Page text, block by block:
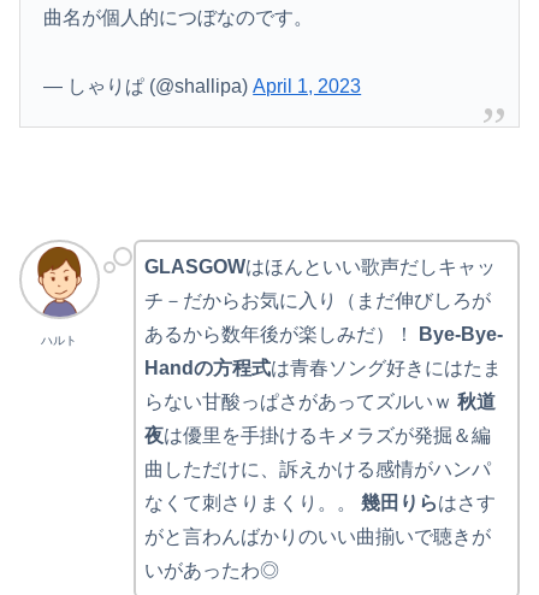
曲名が個人的につぼなのです。
— しゃりぱ (@shallipa)April 1, 2023
ハルト
GLASGOWはほんといい歌声だしキャッ
チ－だからお気に入り（まだ伸びしろが
あるから数年後が楽しみだ）！
Bye-Bye-
Handの方程式は青春ソング好きにはたま
らない甘酸っぱさがあってズルいｗ 秋道
夜は優里を手掛けるキメラズが発掘＆編
曲しただけに、訴えかける感情がハンパ
なくて刺さりまくり。。 幾田りらはさす
がと言わんばかりのいい曲揃いで聴きが
いがあったわ◎